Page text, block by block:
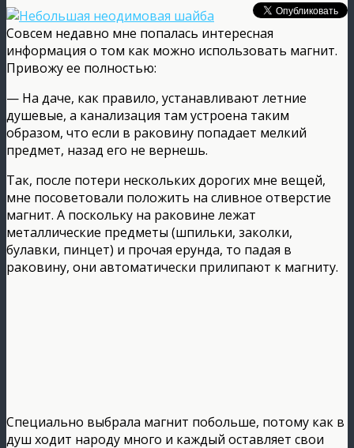
Совсем недавно мне попалась интересная
информация о том как можно использовать магнит.
Привожу ее полностью:
— На даче, как правило, устанавливают летние
душевые, а канализация там устроена таким
образом, что если в раковину попадает мелкий
предмет, назад его не вернешь.
Так, после потери нескольких дорогих мне вещей,
мне посоветовали положить на сливное отверстие
магнит. А поскольку на раковине лежат
металлические предметы (шпильки, заколки,
булавки, пинцет) и прочая ерунда, то падая в
раковину, они автоматически прилипают к магниту.
Специально выбрала магнит побольше, потому как в
душ ходит народу много и каждый оставляет свои